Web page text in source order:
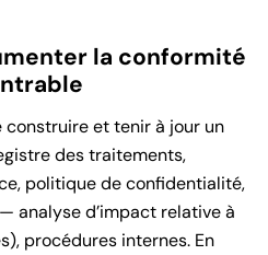
la conformité
et tenir à jour un
des traitements,
politique de confidentialité,
analyse d’impact relative à
procédures internes. En